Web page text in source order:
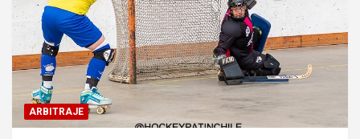
ARBITRAJE